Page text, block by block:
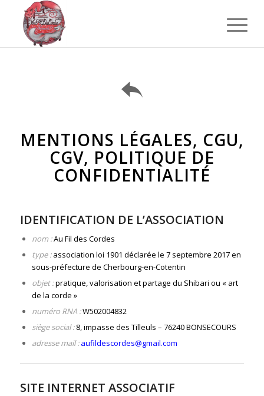
MENTIONS LÉGALES, CGU,
CGV, POLITIQUE DE
CONFIDENTIALITÉ
IDENTIFICATION DE L’ASSOCIATION
nom :Au Fil des Cordes
type : association loi 1901 déclarée le 7 septembre 2017 en
sous-préfecture de Cherbourg-en-Cotentin
objet :pratique, valorisation et partage du Shibari ou « art
de la corde »
numéro RNA :W502004832
siège social : 8, impasse des Tilleuls – 76240 BONSECOURS
adresse mail : aufildescordes@gmail.com
SITE INTERNET ASSOCIATIF